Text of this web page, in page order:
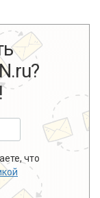
что